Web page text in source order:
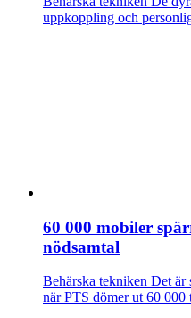
uppkoppling och
60 000 mobiler
nödsamtal
Behärska tekniken Det är
när PTS dömer ut 60 000